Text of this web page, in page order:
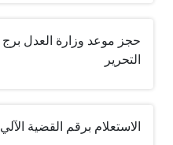
حجز موعد وزارة العدل برج
التحرير
الاستعلام برقم القضية الآلي